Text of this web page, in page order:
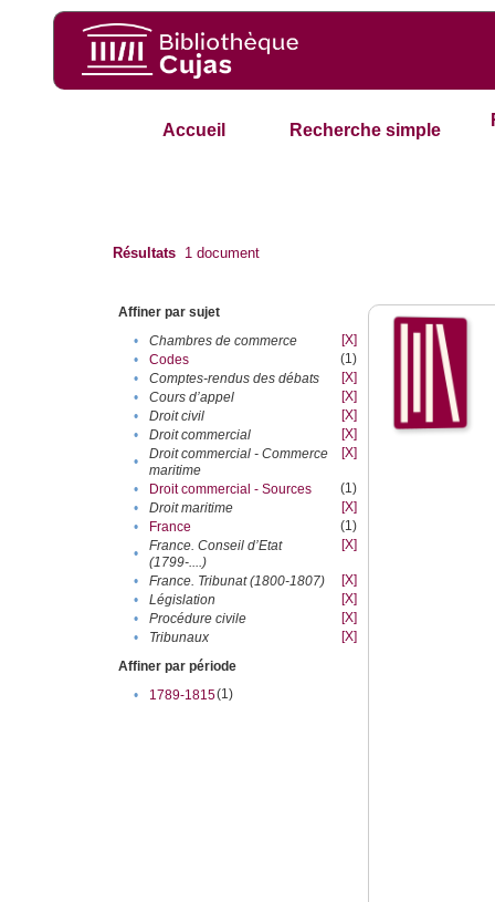
Accueil Recherche simple
Résultats 1 document
Affiner par sujet
•
Chambres de commerce
[X]
•
Codes
(1)
•
Comptes-rendus des débats
[X]
•
Cours d’appel
[X]
•
Droit civil
[X]
•
Droit commercial
[X]
•
Droit commercial - Commerce
maritime
[X]
• Droit commercial - Sources
(1)
•
Droit maritime
[X]
•
France
(1)
•
France. Conseil d’Etat
(1799-....)
[X]
• France. Tribunat (1800-1807)
[X]
•
Législation
[X]
•
Procédure civile
[X]
•
Tribunaux
[X]
Affiner par période
•
1789-1815(1)